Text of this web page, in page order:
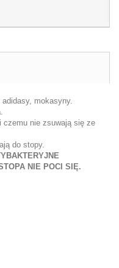
adidasy, mokasyny.
czemu nie zsuwają się ze
do stopy.
NIE POCI SIĘ.